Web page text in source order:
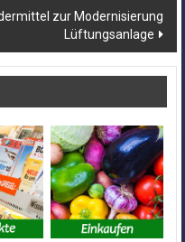
zur Modernisierung
Lüftungsanlage